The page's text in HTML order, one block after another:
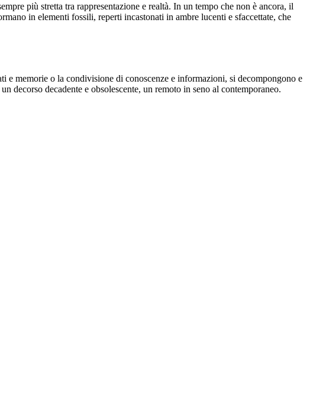
più stretta tra rappresentazione e realtà. In un tempo che non è ancora, il
in elementi fossili, reperti incastonati in ambre lucenti e sfaccettate, che
memorie o la condivisione di conoscenze e informazioni, si decompongono e
decorso decadente e obsolescente, un remoto in seno al contemporaneo.